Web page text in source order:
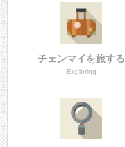
チェンマイを旅する
Exploring